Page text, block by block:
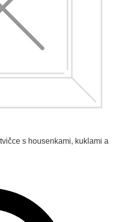
s housenkami, kuklami a